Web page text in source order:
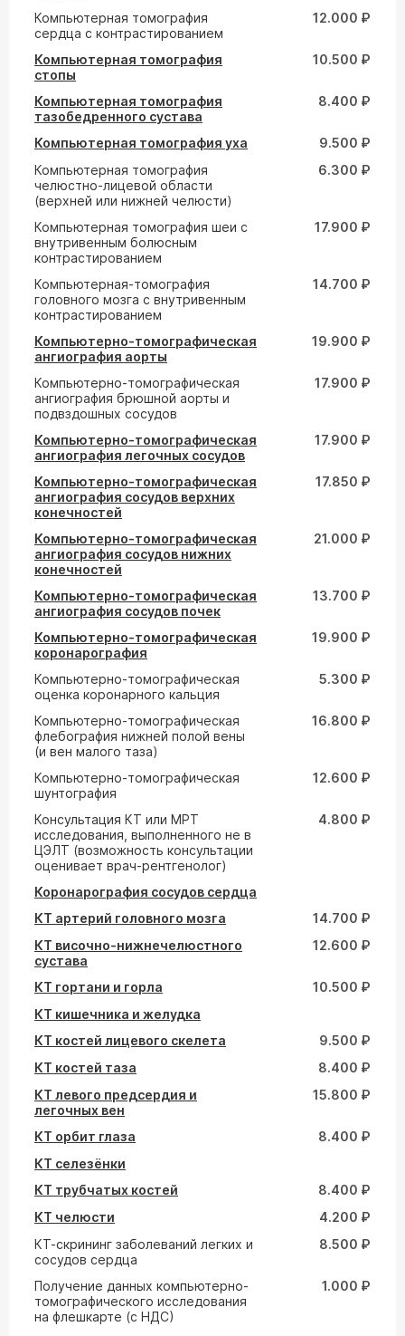
Компьютерная томография
сердца с контрастированием
12.000 ₽
Компьютерная томография
стопы
10.500 ₽
Компьютерная томография
тазобедренного сустава
8.400 ₽
Компьютерная томография уха
9.500 ₽
Компьютерная томография
челюстно-лицевой области
(верхней или нижней челюсти)
6.300 ₽
Компьютерная томография шеи с
внутривенным болюсным
контрастированием
17.900 ₽
Компьютерная-томография
головного мозга с внутривенным
контрастированием
14.700 ₽
Компьютерно-томографическая
ангиография аорты
19.900 ₽
Компьютерно-томографическая
ангиография брюшной аорты и
подвздошных сосудов
17.900 ₽
Компьютерно-томографическая
ангиография легочных сосудов
17.900 ₽
Компьютерно-томографическая
ангиография сосудов верхних
конечностей
17.850 ₽
Компьютерно-томографическая
ангиография сосудов нижних
конечностей
21.000 ₽
Компьютерно-томографическая
ангиография сосудов почек
13.700 ₽
Компьютерно-томографическая
коронарография
19.900 ₽
Компьютерно-томографическая
оценка коронарного кальция
5.300 ₽
Компьютерно-томографическая
флебография нижней полой вены
(и вен малого таза)
16.800 ₽
Компьютерно-томографическая
шунтография
12.600 ₽
Консультация КТ или МРТ
исследования, выполненного не в
ЦЭЛТ (возможность консультации
оценивает врач-рентгенолог)
4.800 ₽
Коронарография сосудов сердца
КТ артерий головного мозга
14.700 ₽
КТ височно-нижнечелюстного
сустава
12.600 ₽
КТ гортани и горла
10.500 ₽
КТ кишечника и желудка
КТ костей лицевого скелета
9.500 ₽
КТ костей таза
8.400 ₽
КТ левого предсердия и
легочных вен
15.800 ₽
КТ орбит глаза
8.400 ₽
КТ селезёнки
КТ трубчатых костей
8.400 ₽
КТ челюсти
4.200 ₽
КТ-скрининг заболеваний легких и
сосудов сердца
8.500 ₽
Получение данных компьютерно-
томографического исследования
на флешкарте (с НДС)
1.000 ₽